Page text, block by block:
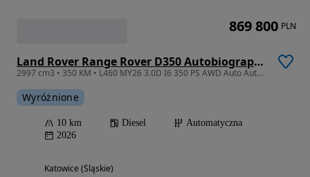
Land Rover Range Rover D350 Autobiography
2997 cm3 • 350 KM • L460 MY26 3.0D I6 350 PS AWD Auto Autobiography
Wyróżnione
10 km Diesel
Automatyczna
2026
Katowice (Śląskie)
869 800 PLN